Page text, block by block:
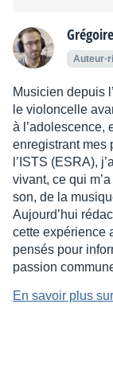
Musicien depuis
le violoncelle
à l’adolescence,
enregistrant mes
l’ISTS (ESRA),
vivant, ce qui
son, de la
Aujourd’hui
cette expérience
pensés pour
passion
En savoir plus